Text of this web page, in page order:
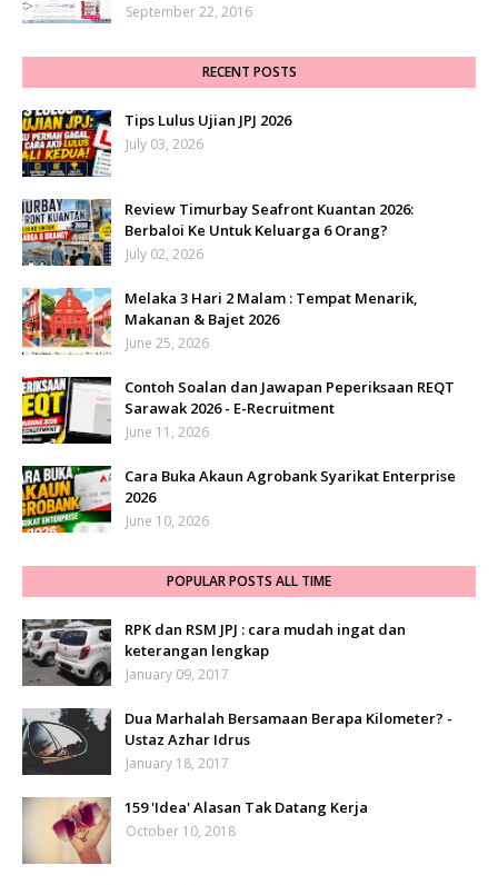
September 22, 2016
RECENT POSTS
Tips Lulus Ujian JPJ 2026
July 03, 2026
Review Timurbay Seafront Kuantan 2026:
Berbaloi Ke Untuk Keluarga 6 Orang?
July 02, 2026
Melaka 3 Hari 2 Malam : Tempat Menarik,
Makanan & Bajet 2026
June 25, 2026
Contoh Soalan dan Jawapan Peperiksaan REQT
Sarawak 2026 - E-Recruitment
June 11, 2026
Cara Buka Akaun Agrobank Syarikat Enterprise
2026
June 10, 2026
POPULAR POSTS ALL TIME
RPK dan RSM JPJ : cara mudah ingat dan
keterangan lengkap
January 09, 2017
Dua Marhalah Bersamaan Berapa Kilometer? -
Ustaz Azhar Idrus
January 18, 2017
159 'Idea' Alasan Tak Datang Kerja
October 10, 2018